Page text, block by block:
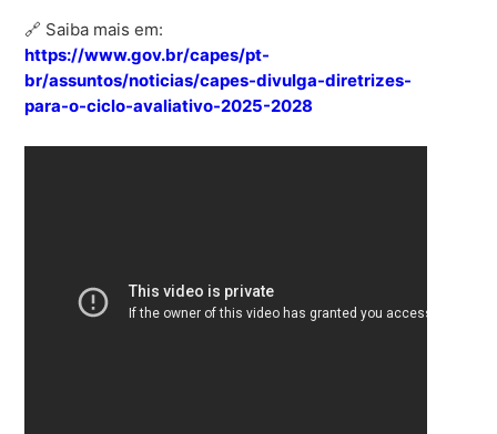
🔗 Saiba mais em:
https://www.gov.br/capes/pt-
br/assuntos/noticias/capes-divulga-diretrizes-
para-o-ciclo-avaliativo-2025-2028